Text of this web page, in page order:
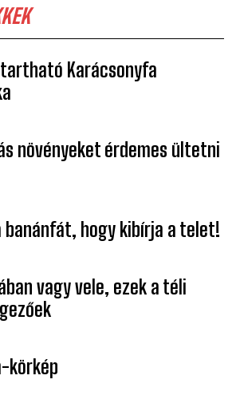
Karácsonyfa
növényeket érdemes ültetni
banánfát, hogy kibírja a telet!
vagy vele, ezek a téli
körkép